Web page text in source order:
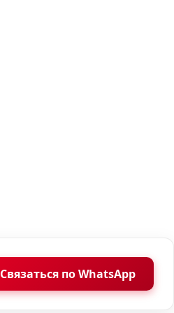
Связаться по WhatsApp